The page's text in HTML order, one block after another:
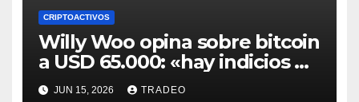
CRIPTOACTIVOS
Willy Woo opina sobre bitcoin
a USD 65.000: «hay indicios de
posible divergencia alcista»
JUN 15, 2026 TRADEO